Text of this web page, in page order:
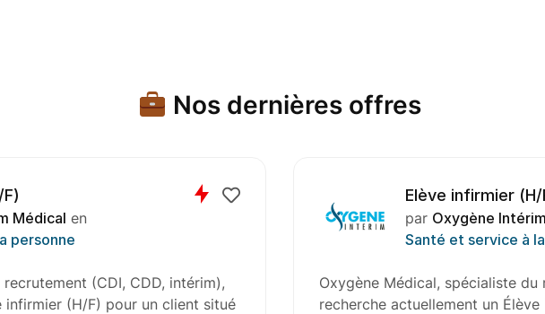
Nos dernières offres
Médical en
personne
(CDI, CDD, intérim),
infirmier (H/F) pour un client situé
Infirmier (H/F)
par Oxygène
Santé et service à
Oxygène Médical spécialiste du
recherche actuellement un